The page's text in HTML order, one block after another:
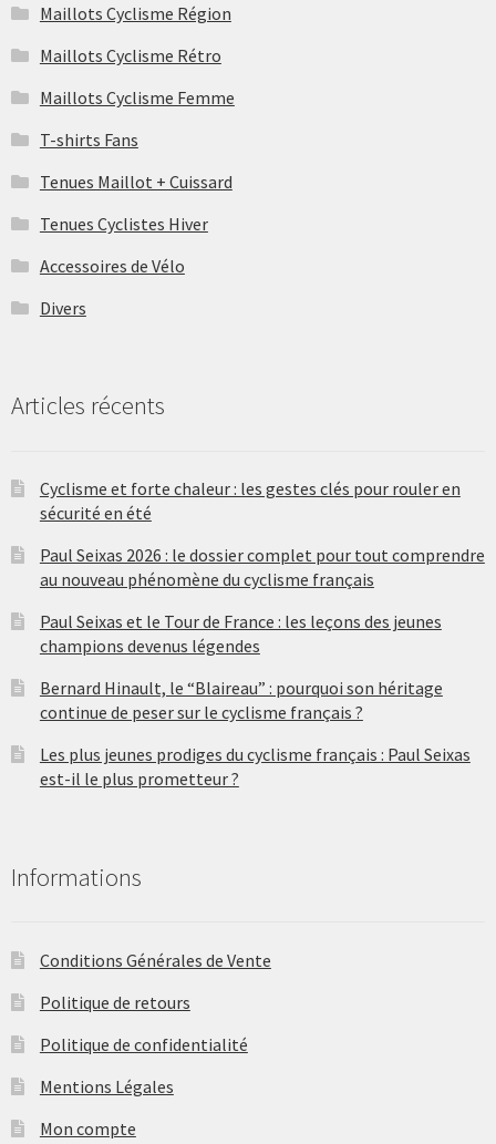
Maillots Cyclisme Région
Maillots Cyclisme Rétro
Maillots Cyclisme Femme
T-shirts Fans
Tenues Maillot + Cuissard
Tenues Cyclistes Hiver
Accessoires de Vélo
Divers
Articles récents
Cyclisme et forte chaleur : les gestes clés pour rouler en
sécurité en été
Paul Seixas 2026 : le dossier complet pour tout comprendre
au nouveau phénomène du cyclisme français
Paul Seixas et le Tour de France : les leçons des jeunes
champions devenus légendes
Bernard Hinault, le “Blaireau” : pourquoi son héritage
continue de peser sur le cyclisme français ?
Les plus jeunes prodiges du cyclisme français : Paul Seixas
est-il le plus prometteur ?
Informations
Conditions Générales de Vente
Politique de retours
Politique de confidentialité
Mentions Légales
Mon compte